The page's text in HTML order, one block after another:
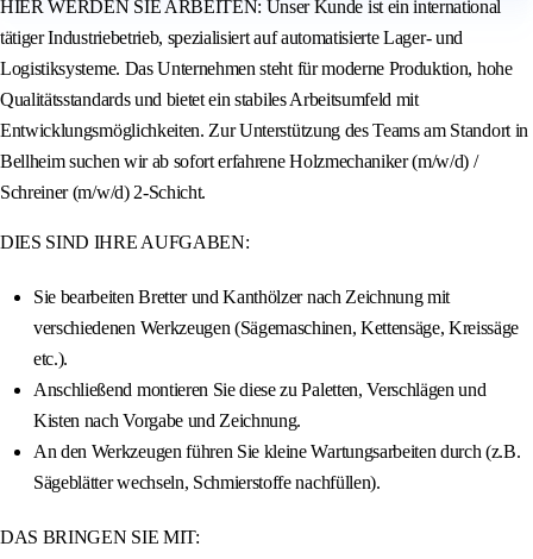
HIER WERDEN SIE ARBEITEN: Unser Kunde ist ein international
tätiger Industriebetrieb, spezialisiert auf automatisierte Lager- und
Logistiksysteme. Das Unternehmen steht für moderne Produktion, hohe
Qualitätsstandards und bietet ein stabiles Arbeitsumfeld mit
Entwicklungsmöglichkeiten. Zur Unterstützung des Teams am Standort in
Bellheim suchen wir ab sofort erfahrene Holzmechaniker (m/w/d) /
Schreiner (m/w/d) 2-Schicht.
DIES SIND IHRE AUFGABEN:
Sie bearbeiten Bretter und Kanthölzer nach Zeichnung mit
verschiedenen Werkzeugen (Sägemaschinen, Kettensäge, Kreissäge
etc.).
Anschließend montieren Sie diese zu Paletten, Verschlägen und
Kisten nach Vorgabe und Zeichnung.
An den Werkzeugen führen Sie kleine Wartungsarbeiten durch (z.B.
Sägeblätter wechseln, Schmierstoffe nachfüllen).
DAS BRINGEN SIE MIT: